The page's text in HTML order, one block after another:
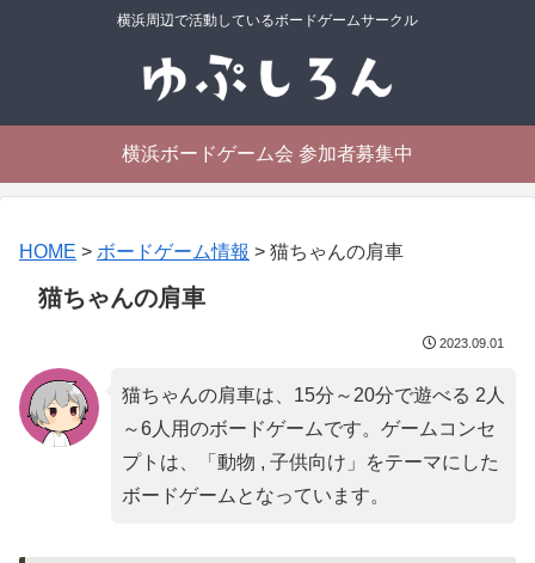
横浜周辺で活動しているボードゲームサークル
横浜ボードゲーム会 参加者募集中
HOME > ボードゲーム情報 > 猫ちゃんの肩車
猫ちゃんの肩車
2023.09.01
猫ちゃんの肩車は、15分～20分で遊べる 2人
～6人用のボードゲームです。ゲームコンセ
プトは、「 動物 , 子供向け 」をテーマにした
ボードゲームとなっています。